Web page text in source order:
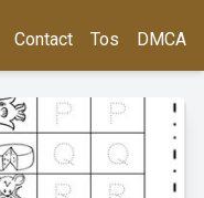
Contact Tos DMCA